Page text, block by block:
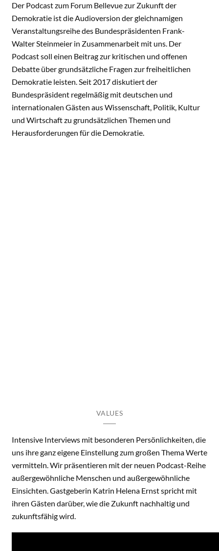
Der Podcast zum Forum Bellevue zur Zukunft der
Demokratie ist die Audioversion der gleichnamigen
Veranstaltungsreihe des Bundespräsidenten Frank-
Walter Steinmeier in Zusammenarbeit mit uns. Der
Podcast soll einen Beitrag zur kritischen und offenen
Debatte über grundsätzliche Fragen zur freiheitlichen
Demokratie leisten. Seit 2017 diskutiert der
Bundespräsident regelmäßig mit deutschen und
internationalen Gästen aus Wissenschaft, Politik, Kultur
und Wirtschaft zu grundsätzlichen Themen und
Herausforderungen für die Demokratie.
VALUES
Intensive Interviews mit besonderen Persönlichkeiten, die
uns ihre ganz eigene Einstellung zum großen Thema Werte
vermitteln. Wir präsentieren mit der neuen Podcast-Reihe
außergewöhnliche Menschen und außergewöhnliche
Einsichten. Gastgeberin Katrin Helena Ernst spricht mit
ihren Gästen darüber, wie die Zukunft nachhaltig und
zukunftsfähig wird.